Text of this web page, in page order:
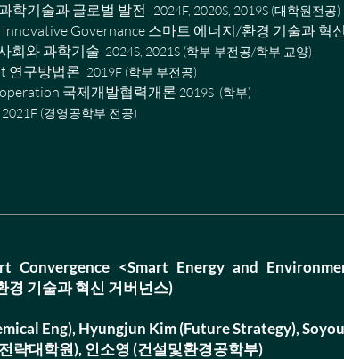
학기술과 글로벌 발전 2024F, 2020S, 2019S (대학원전공)
Governance 스마트 에너지/환경 기술과 혁신
회와 과학기술 2024S, 2021S (학부 부전공/학부 교양)
연구방법론 2019F (학부 부전공)
국제개발협력개론 2019S (학부)
2021F (경영공학부 전공)
Convergence <Smart Energy and
기술과 혁신 거버넌스)
Eng), Hyungjun Kim (Future Strategy),
략대학원), 인소영 (건설및환경공학부)